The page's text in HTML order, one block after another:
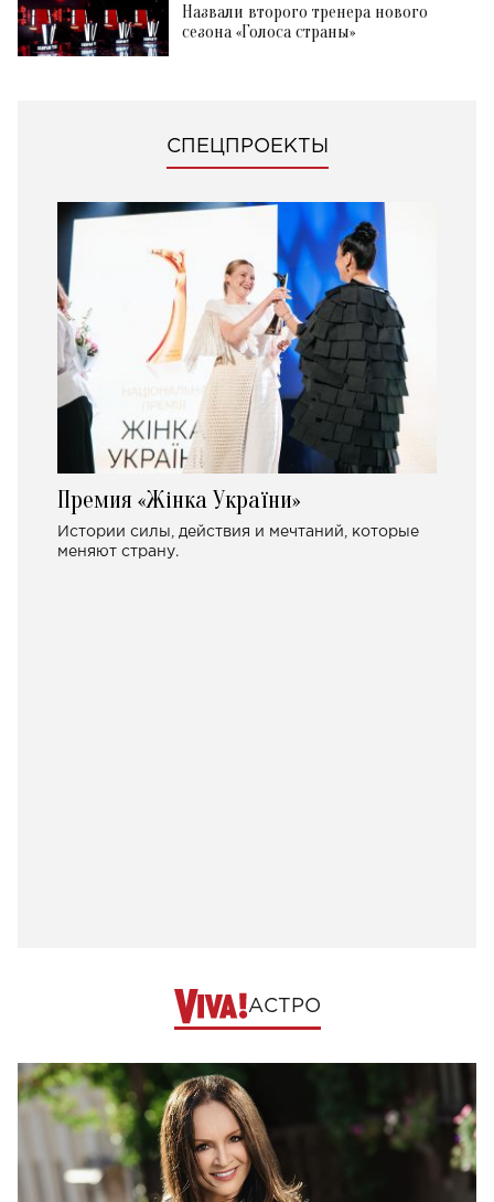
Назвали второго тренера нового
сезона «Голоса страны»
СПЕЦПРОЕКТЫ
Премия «Жінка України»
Истории силы, действия и мечтаний, которые
меняют страну.
АСТРО